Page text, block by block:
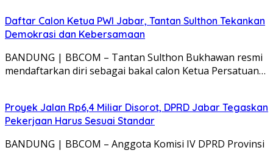
Daftar Calon Ketua PWI Jabar, Tantan Sulthon Tekankan
Demokrasi dan Kebersamaan
BANDUNG | BBCOM – Tantan Sulthon Bukhawan resmi
mendaftarkan diri sebagai bakal calon Ketua Persatuan…
Proyek Jalan Rp6,4 Miliar Disorot, DPRD Jabar Tegaskan
Pekerjaan Harus Sesuai Standar
BANDUNG | BBCOM – Anggota Komisi IV DPRD Provinsi